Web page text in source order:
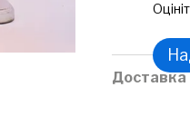
Доставка